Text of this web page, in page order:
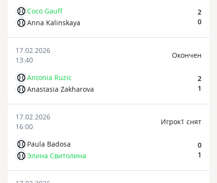
Coco Gauff
Anna Kalinskaya
2
0
17.02.2026
13:40
Antonia Ruzic
Anastasia Zakharova
Oкончен
2
1
17.02.2026
16:00
Paula Badosa
Элина Свитолина
Игрок1 снят
0
1